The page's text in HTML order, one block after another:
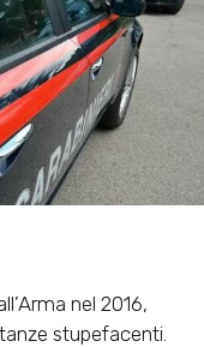
nel 2016,
stupefacenti.